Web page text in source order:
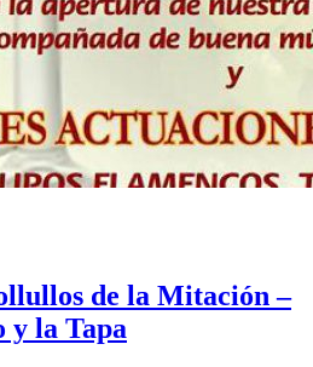
de la Mitación –
y la Tapa